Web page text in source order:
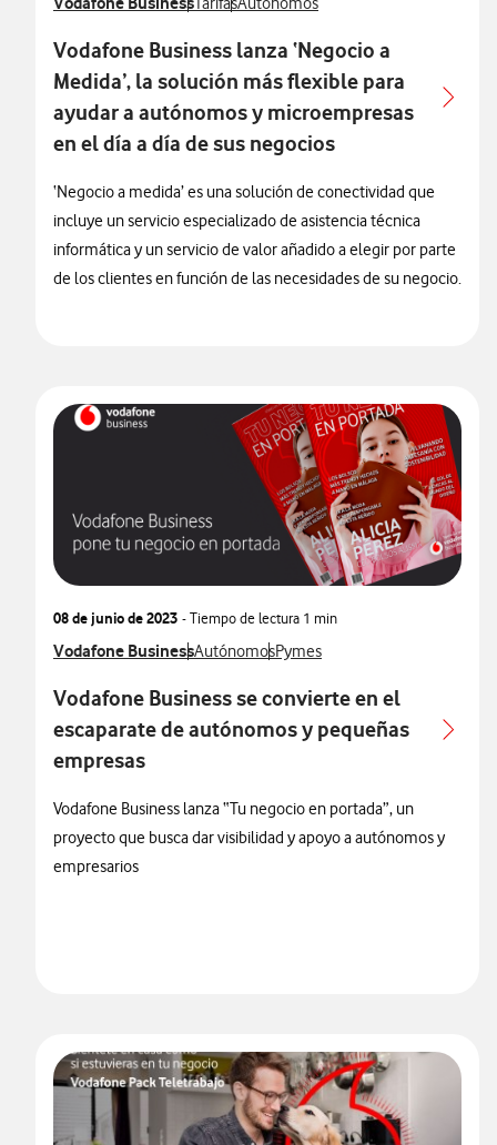
Vodafone Business lanza ‘Negocio a
Medida’, la solución más flexible para
ayudar a autónomos y microempresas
en el día a día de sus negocios
‘Negocio a medida’ es una solución de conectividad que
incluye un servicio especializado de asistencia técnica
informática y un servicio de valor añadido a elegir por parte
de los clientes en función de las necesidades de su negocio.
08 de junio de 2023 - Tiempo de lectura 1 min
Ver más notas de prensa relacionados con
Vodafone BusinessVer más notas de prensa relacionados con
AutónomosVer más notas de prensa
Pymes
Vodafone Business se convierte en el
escaparate de autónomos y pequeñas
empresas
Vodafone Business lanza “Tu negocio en portada”, un
proyecto que busca dar visibilidad y apoyo a autónomos y
empresarios